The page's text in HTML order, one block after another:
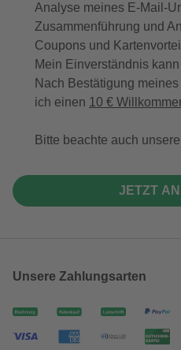
Analyse meines E-Mail-
Zusammenführung und
Coupons und
Mein Einverständnis
Nach Bestätigung
ich einen 10 €
Bitte beachte auch unsere
JETZT
Unsere Zahlungsarten